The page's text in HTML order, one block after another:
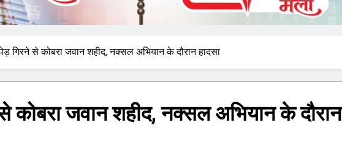
गिरने से कोबरा जवान शहीद, नक्सल अभियान के दौरान हादसा
कोबरा जवान शहीद, नक्सल अभियान के दौरान